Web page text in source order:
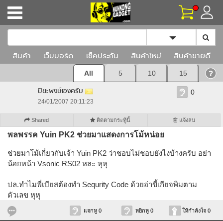
Toggle
สินค้า เว็บบอร์ด เช็คประกัน สินค้าใหม่ สินค้าขายดี
All 5 10 15
ปิยะพงษ์เองครับ
24/01/2007 20:11:23
0
Shared ติดตามกระทู้นี้ แจ้งลบ
พลพรรค Yuin PK2 ช่วยมาแสดงการโม้หน่อย
ช่วยมาโม้เกี่ยวกับเจ้า Yuin PK2 ว่าชอบไม่ชอบยังไงบ้างครับ อย่า
น้อยหน้า Vsonic RS02 หละ หุหุ
ปล.ทำไมพี่เบียสต้องทำ Sequrity Code ด้วยอ่าขี้เกียจพิมตาม
ตัวเลข หุหุ
แจกหู 0 หยิกหู 0 ให้กำลังใจ 0